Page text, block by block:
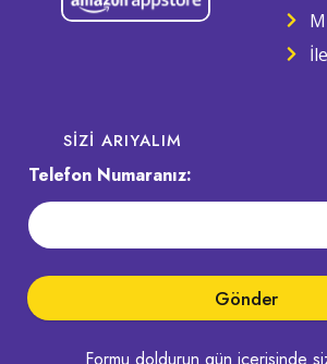
SIZI ARIYALIM
Telefon Numaranız:
Gönder